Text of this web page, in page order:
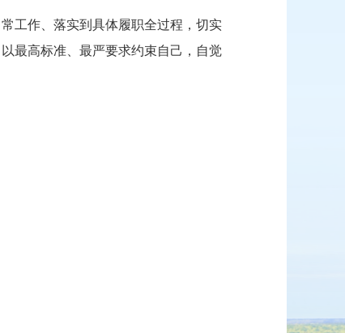
工作、落实到具体履职全过程，切实
最高标准、最严要求约束自己，自觉